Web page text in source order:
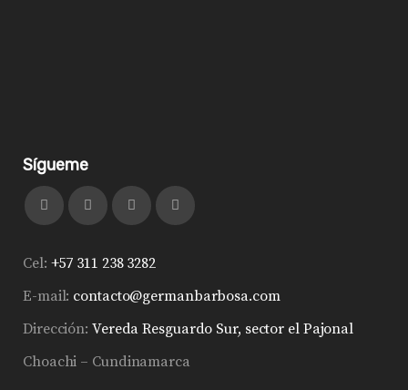
Sígueme
Cel: +57 311 238 3282
E-mail: contacto@germanbarbosa.com
Dirección: Vereda Resguardo Sur, sector el Pajonal
Choachi – Cundinamarca